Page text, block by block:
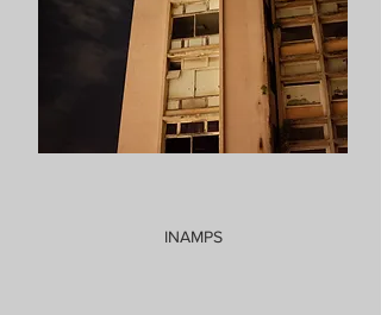
INAMPS